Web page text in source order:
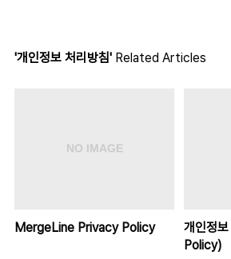
'개인정보 처리방침' Related Articles
MergeLine Privacy Policy
개인정
Policy)